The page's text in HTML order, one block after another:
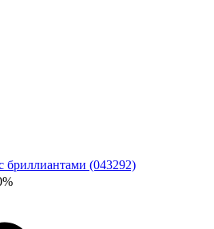
бриллиантами (043292)